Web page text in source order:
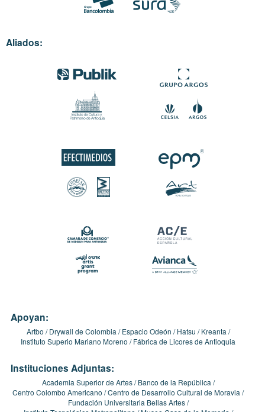
Aliados:
Apoyan:
Artbo Drywall de Colombia Espacio Odeón Hatsu
Kreanta
Instituto Superio Mariano Moreno
Fábrica de Licores de Antioquia
Instituciones Adjuntas:
Academia Superior de Artes
Banco de la República
Centro Colombo Americano Centro de Desarrollo Cultural de Moravia
Fundación Universitaria Bellas Artes